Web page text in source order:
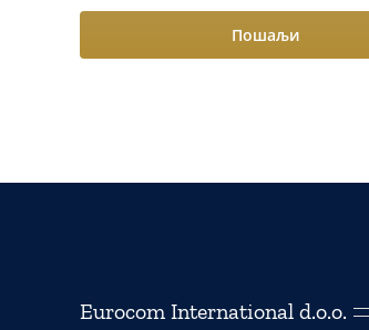
Eurocom International d.o.o.